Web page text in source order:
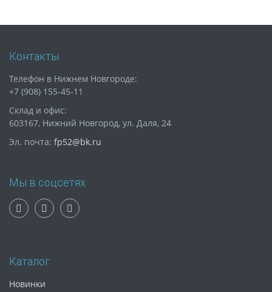
Контакты
Телефон в Нижнем Новгороде:
+7 (908) 155-45-11
Склад и офис:
603167, Нижний Новгород, ул. Даля, 24
Эл. почта: fp52@bk.ru
Мы в соцсетях
Каталог
Новинки